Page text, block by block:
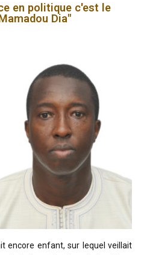
en politique c'est le
Dia"
encore enfant, sur lequel veillait